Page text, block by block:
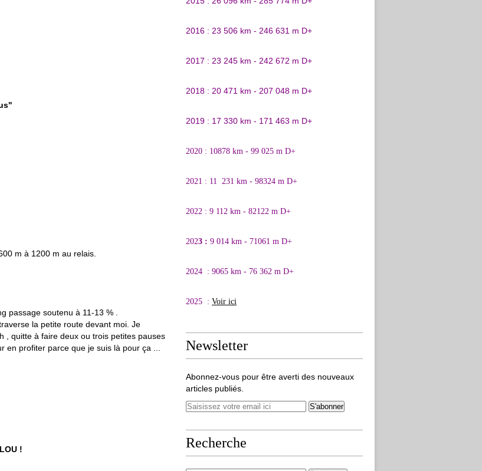
m à 1200 m au relais.
passage soutenu à 11-13 % .
la petite route devant moi. Je
, quitte à faire deux ou trois petites pauses
profiter parce que je suis là pour ça ...
!
2016 : 23 506 km - 246 631 m D+
2017 : 23 245 km - 242 672 m D+
2018 : 20 471 km - 207 048 m D+
2019 : 17 330 km - 171 463 m D+
2020 : 10878 km - 99 025 m D+
2021 : 11 231 km - 98324 m D+
2022 : 9 112 km - 82122 m D+
2023 : 9 014 km - 71061 m D+
2024 : 9065 km - 76 362 m D+
2025 : Voir ici
Newsletter
Abonnez-vous pour être averti des nouveaux
articles publiés.
Recherche